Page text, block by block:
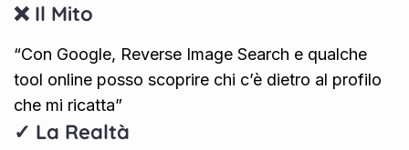
❌ Il Mito
“Con Google, Reverse Image Search e qualche
tool online posso scoprire chi c’è dietro al profilo
che mi ricatta”
✓ La Realtà